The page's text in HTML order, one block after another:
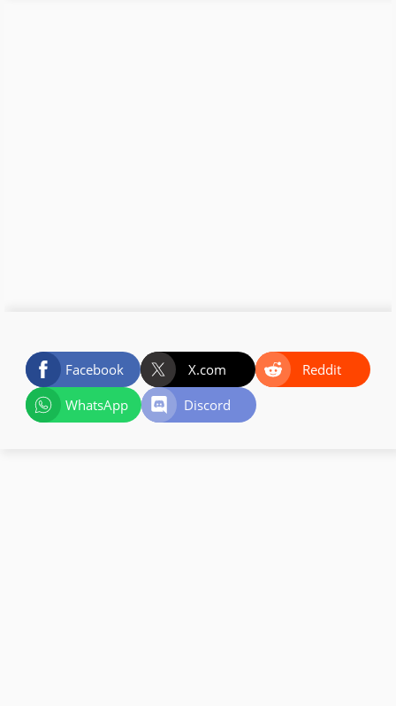
Facebook X.com
Reddit
WhatsApp
Discord